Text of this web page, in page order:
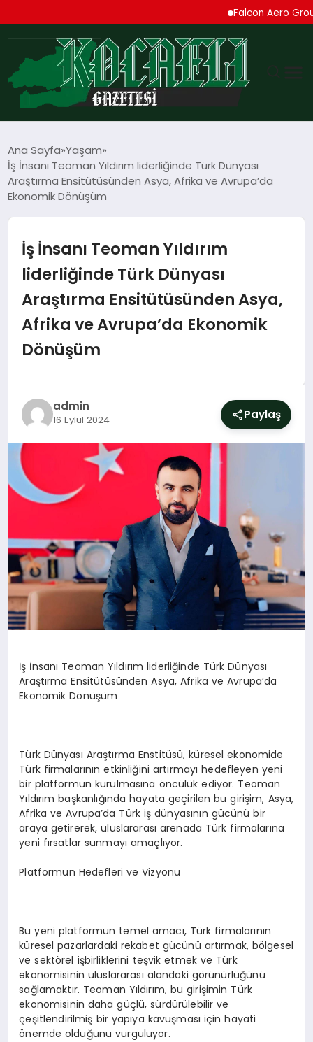
Falcon Aero Group,
TEKNOLOJI
SPOR
MAGAZIN
SIYASET
YAŞAM
SAĞLIK
EĞITIM
Ana Sayfa Yaşam
İş İnsanı Teoman Yıldırım liderliğinde Türk Dünyası
Araştırma Ensitütüsünden Asya, Afrika ve Avrupa’da
Ekonomik Dönüşüm
İş İnsanı Teoman Yıldırım
liderliğinde Türk Dünyası
Araştırma Ensitütüsünden Asya,
Afrika ve Avrupa’da Ekonomik
Dönüşüm
admin
16 Eylül 2024 Paylaş
İş İnsanı Teoman Yıldırım liderliğinde Türk Dünyası
Araştırma Ensitütüsünden Asya, Afrika ve Avrupa’da
Ekonomik Dönüşüm
Türk Dünyası Araştırma Enstitüsü, küresel ekonomide
Türk firmalarının etkinliğini artırmayı hedefleyen yeni
bir platformun kurulmasına öncülük ediyor. Teoman
Yıldırım başkanlığında hayata geçirilen bu girişim, Asya,
Afrika ve Avrupa’da Türk iş dünyasının gücünü bir
araya getirerek, uluslararası arenada Türk firmalarına
yeni fırsatlar sunmayı amaçlıyor.
Platformun Hedefleri ve Vizyonu
Bu yeni platformun temel amacı, Türk firmalarının
küresel pazarlardaki rekabet gücünü artırmak, bölgesel
ve sektörel işbirliklerini teşvik etmek ve Türk
ekonomisinin uluslararası alandaki görünürlüğünü
sağlamaktır. Teoman Yıldırım, bu girişimin Türk
ekonomisinin daha güçlü, sürdürülebilir ve
çeşitlendirilmiş bir yapıya kavuşması için hayati
önemde olduğunu vurguluyor.